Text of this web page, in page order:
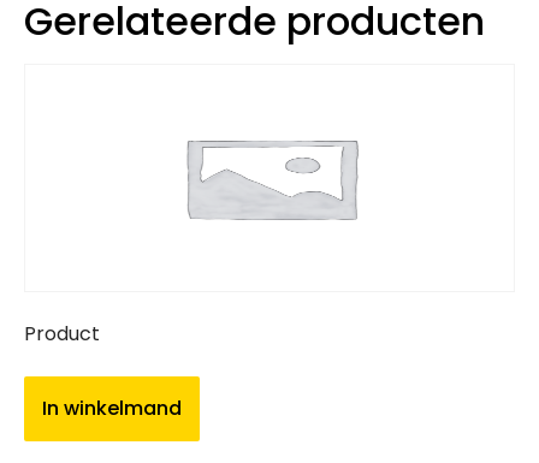
Gerelateerde producten
Product
In winkelmand